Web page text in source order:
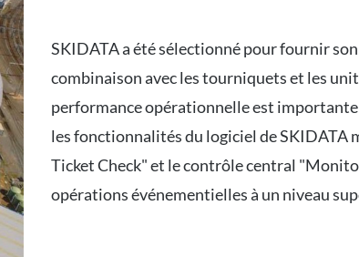
SKIDATA a été sélectionné pour fournir
combinaison avec les tourniquets et les
performance opérationnelle est
les fonctionnalités du logiciel de SKIDATA
Ticket Check" et le contrôle central
opérations événementielles à un niveau